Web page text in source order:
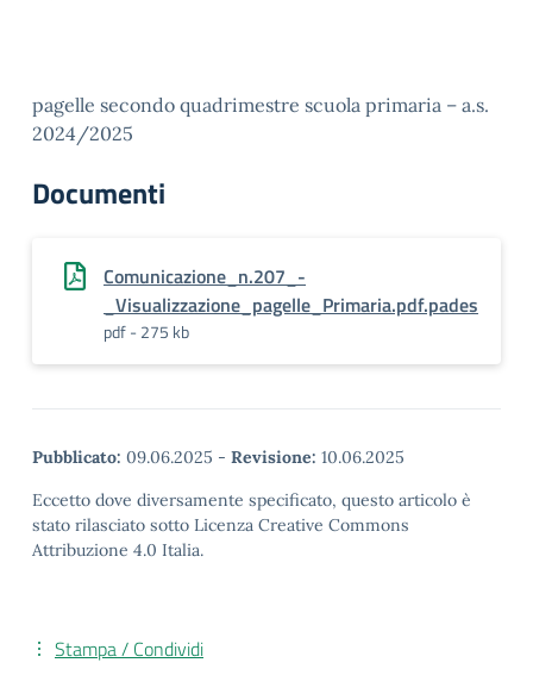
pagelle secondo quadrimestre scuola primaria – a.s.
2024/2025
Documenti
Comunicazione_n.207_-
_Visualizzazione_pagelle_Primaria.pdf.pades
pdf - 275 kb
Pubblicato: 09.06.2025 - Revisione: 10.06.2025
Eccetto dove diversamente specificato, questo articolo è
stato rilasciato sotto Licenza Creative Commons
Attribuzione 4.0 Italia.
Stampa / Condividi